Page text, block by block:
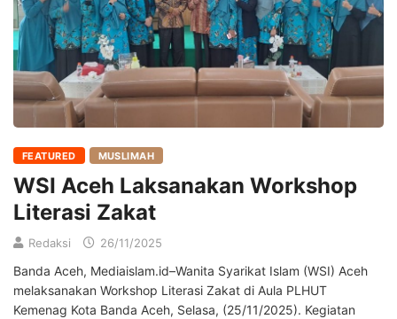
FEATURED MUSLIMAH
WSI Aceh Laksanakan Workshop
Literasi Zakat
Redaksi 26/11/2025
Banda Aceh, Mediaislam.id–Wanita Syarikat Islam (WSI) Aceh
melaksanakan Workshop Literasi Zakat di Aula PLHUT
Kemenag Kota Banda Aceh, Selasa, (25/11/2025). Kegiatan